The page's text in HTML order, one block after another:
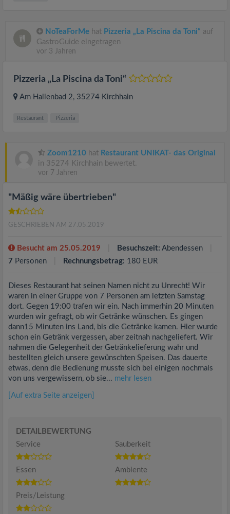
NoTeaForMe hat Pizzeria „La Piscina da Toni“ auf
GastroGuide eingetragen
vor 3 Jahren
Pizzeria „La Piscina da Toni“
Am Hallenbad 2, 35274 Kirchhain
Restaurant Pizzeria
Zoom1210 hat Restaurant UNIKAT- das Original
in 35274 Kirchhain bewertet.
vor 7 Jahren
"Mäßig wäre übertrieben"
GESCHRIEBEN AM 27.05.2019
Besucht am 25.05.2019 Besuchszeit: Abendessen
7 Personen Rechnungsbetrag: 180 EUR
Dieses Restaurant hat seinen Namen nicht zu Unrecht! Wir
waren in einer Gruppe von 7 Personen am letzten Samstag
dort. Gegen 19:00 trafen wir ein. Nach immerhin 20 Minuten
wurden wir gefragt, ob wir Getränke wünschen. Es gingen
dann15 Minuten ins Land, bis die Getränke kamen. Hier wurde
schon ein Getränk vergessen, aber zeitnah nachgeliefert. Wir
nahmen die Gelegenheit der Getränkelieferung wahr und
bestellten gleich unsere gewünschten Speisen. Das dauerte
etwas, denn die Bedienung musste sich bei einigen nochmals
von uns vergewissern, ob sie... mehr lesen
[Auf extra Seite anzeigen]
DETAILBEWERTUNG
Service
Sauberkeit
Essen Ambiente
Preis/Leistung